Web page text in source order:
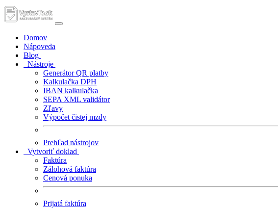
Domov
Nápoveda
Blog
Nástroje
Generátor QR platby
Kalkulačka DPH
IBAN kalkulačka
SEPA XML validátor
Zľavy
Výpočet čistej mzdy
Prehľad nástrojov
Vytvoriť doklad
Faktúra
Zálohová faktúra
Cenová ponuka
Prijatá faktúra